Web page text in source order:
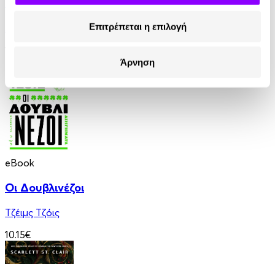
Επιτρέπεται η επιλογή
Άρνηση
Οι Θεοί Διψούν
eBook
Οι Δουβλινέζοι
Τζέιμς Τζόις
10.15€